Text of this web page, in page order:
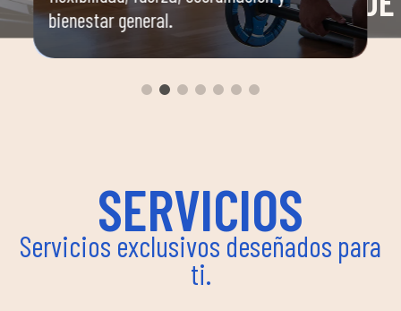
bienestar general.
Área
SERVICIOS
Servicios exclusivos deseñados para
ti.